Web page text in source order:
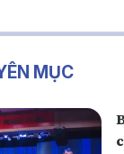
MỤC